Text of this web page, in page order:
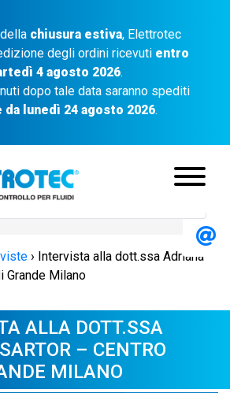
chiusura estiva, Elettrotec
degli ordini ricevuti entro
4 agosto 2026.
dopo tale data saranno spediti
lunedì 24 agosto 2026.
› Intervista alla dott.ssa Adriana
Grande Milano
ALLA DOTT.SSA
– CENTRO
MILANO